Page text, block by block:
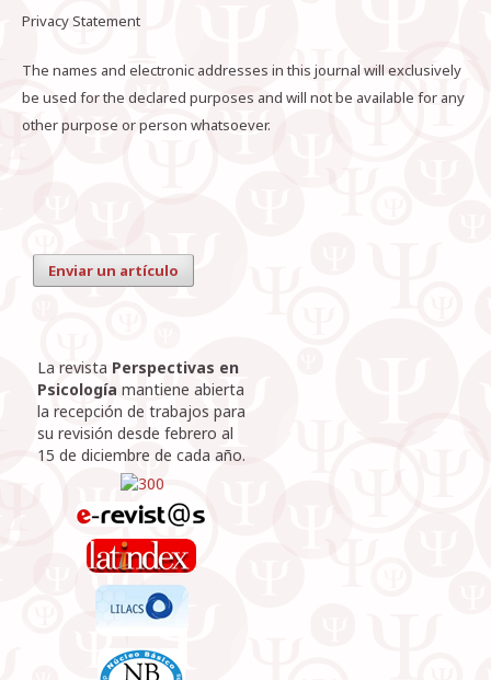
Privacy Statement
The names and electronic addresses in this journal will exclusively
be used for the declared purposes and will not be available for any
other purpose or person whatsoever.
Enviar un artículo
La revista Perspectivas en
Psicología mantiene abierta
la recepción de trabajos para
su revisión desde febrero al
15 de diciembre de cada año.